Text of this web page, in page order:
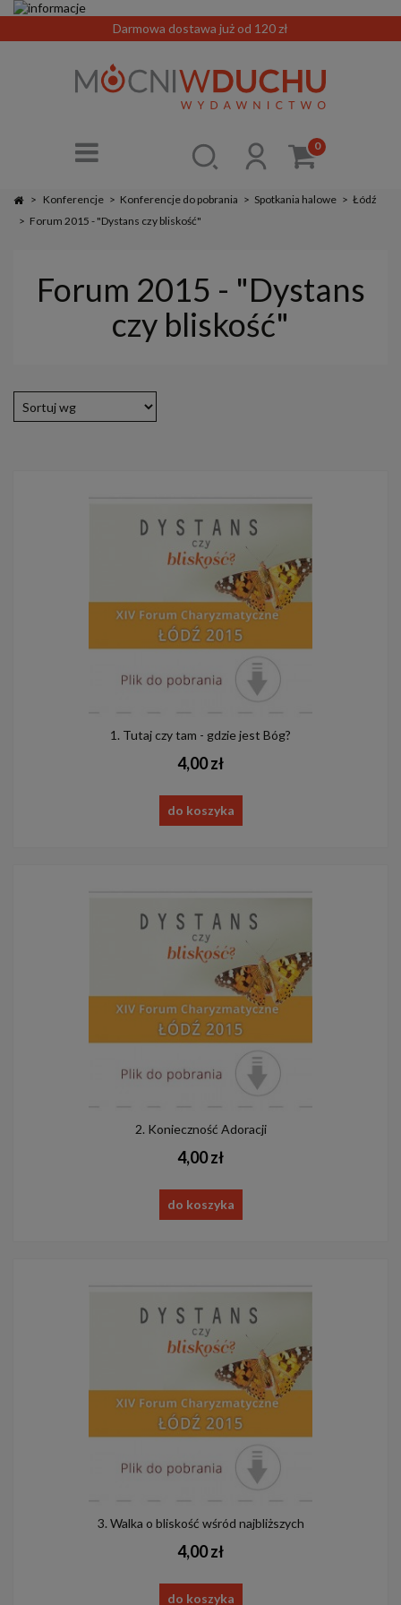
Darmowa dostawa już od 120 zł
0
> Konferencje > Konferencje do pobrania > Spotkania halowe > Łódź
> Forum 2015 - "Dystans czy bliskość"
Forum 2015 - "Dystans
czy bliskość"
1. Tutaj czy tam - gdzie jest Bóg?
4,00 zł
do koszyka
2. Konieczność Adoracji
4,00 zł
do koszyka
3. Walka o bliskość wśród najbliższych
4,00 zł
do koszyka